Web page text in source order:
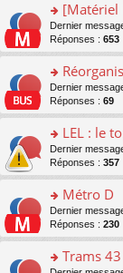
ré
c
e
le
pl
u
s
ré
c
e
e
n
o
le
pl
u
s
ré
c
e
s
s
a
g
n
o
n
lu
le
pl
u
s
c
e
nt
ult
er
le
m
e
s
s
a
g
n
o
n
lu
le
pl
u
s
c
o
n
s
ult
er
le
m
e
s
s
a
g
n
o
n
lu
le
pl
[Matériel
Dernier
Réponses : 653
o
n
s
ult
er
le
m
e
s
s
a
g
n
Dernier
Réponses : 69
o
n
s
ult
er
le
m
e
s
LEL : le
Dernier
Réponses : 357
o
n
s
ult
er
Métro D
Dernier
Réponses : 230
Trams